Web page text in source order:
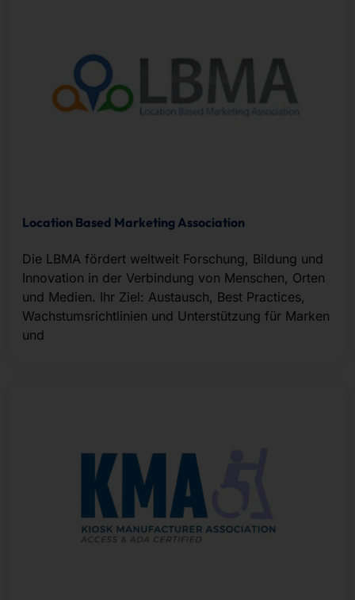
Location Based Marketing Association
Die LBMA fördert weltweit Forschung, Bildung und
Innovation in der Verbindung von Menschen, Orten
und Medien. Ihr Ziel: Austausch, Best Practices,
Wachstumsrichtlinien und Unterstützung für Marken
und